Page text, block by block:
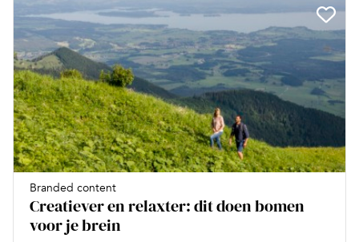
Branded content
Creatiever en relaxter: dit doen bomen
voor je brein